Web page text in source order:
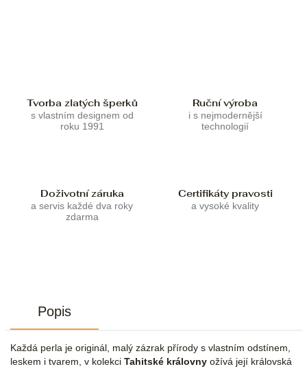
Tvorba zlatých šperků
s vlastním designem od
roku 1991
Ruční výroba
i s nejmodernější
technologií
Doživotní záruka
a servis každé dva roky
zdarma
Certifikáty pravosti
a vysoké kvality
Popis
Každá perla je originál, malý zázrak přírody s vlastním odstínem,
leskem i tvarem, v kolekci Tahitské královny ožívá její královská